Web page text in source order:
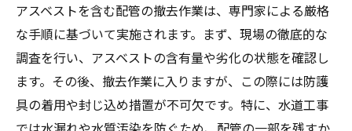
アスベストを含む配管の撤去作業は、専門家による厳格
な手順に基づいて実施されます。まず、現場の徹底的な
調査を行い、アスベストの含有量や劣化の状態を確認し
ます。その後、撤去作業に入りますが、この際には防護
具の着用や封じ込め措置が不可欠です。特に、水道工事